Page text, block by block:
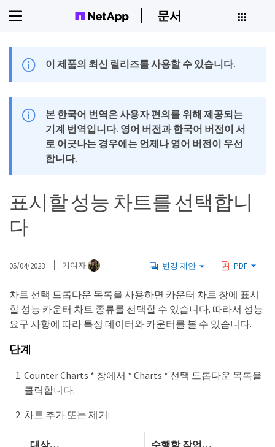
문서
이 제품의 최신 릴리즈를 사용할 수 있습니다.
본 한국어 번역은 사용자 편의를 위해 제공되는
기계 번역입니다. 영어 버전과 한국어 버전이 서
로 어긋나는 경우에는 언제나 영어 버전이 우선
합니다.
표시할 성능 차트를 선택합니
다
05/04/2023 기여자 변경 제안 PDF
차트 선택 드롭다운 목록을 사용하면 카운터 차트 창에 표시
할 성능 카운터 차트 종류를 선택할 수 있습니다. 따라서 성능
요구 사항에 따라 특정 데이터와 카운터를 볼 수 있습니다.
단계
Counter Charts * 창에서 * Charts * 선택 드롭다운 목록을
클릭합니다.
차트 추가 또는 제거: